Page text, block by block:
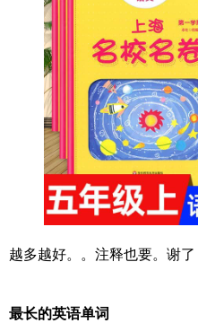
越多越好。。注释也要。谢了
最长的英语单词